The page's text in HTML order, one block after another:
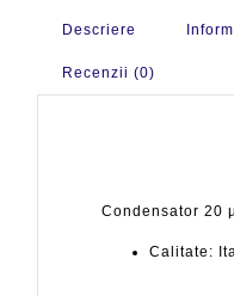
Descriere
Recenzii (0)
Condensator 20
Calitate: